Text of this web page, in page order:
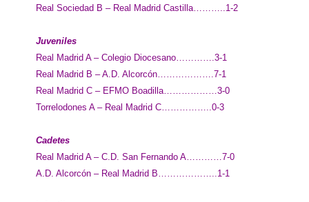
Real Sociedad B – Real Madrid Castilla………..1-2
Juveniles
Real Madrid A – Colegio Diocesano………….3-1
Real Madrid B – A.D. Alcorcón……………….7-1
Real Madrid C – EFMO Boadilla………………3-0
Torrelodones A – Real Madrid C……………..0-3
Cadetes
Real Madrid A – C.D. San Fernando A…………7-0
A.D. Alcorcón – Real Madrid B………………..1-1